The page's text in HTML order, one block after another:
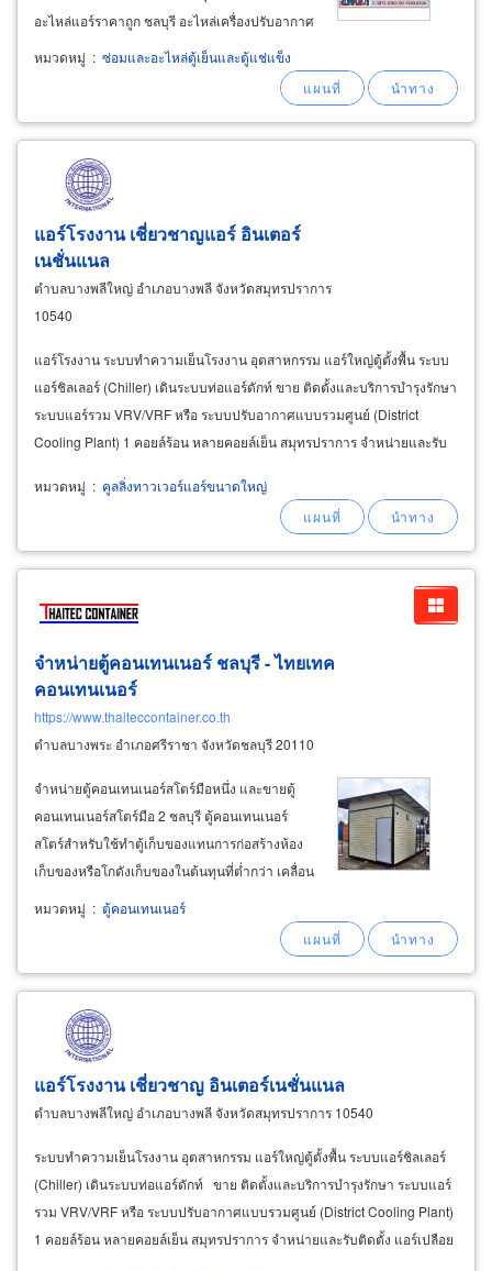
อะไหล่แอร์ราคาถูก ชลบุรี อะไหล่เครื่องปรับอากาศ
แอร์มิตซูบิชิ อะไหล่ไดกิ้น อะไหล่แอร์พานาโซนิค
อะไหล่แอร์เทรน อะไหล่แคเรียร์ อะไหล่เซ็นทรัลแอร์
หมวดหมู่ : ซ่อมและอะไหล่ตู้เย็นและตู้แช่แข็ง
แอร์โรงงาน เชี่ยวชาญแอร์ อินเตอร์
เนชั่นแนล
ตำบลบางพลีใหญ่ อำเภอบางพลี จังหวัดสมุทรปราการ
10540
แอร์โรงงาน ระบบทำความเย็นโรงงาน อุตสาหกรรม แอร์ใหญ่ตู้ตั้งพื้น ระบบ
แอร์ชิลเลอร์ (Chiller) เดินระบบท่อแอร์ดักท์ ขาย ติดตั้งและบริการบำรุงรักษา
ระบบแอร์รวม VRV/VRF หรือ ระบบปรับอากาศแบบรวมศูนย์ (District
Cooling Plant) 1 คอยล์ร้อน หลายคอยล์เย็น สมุทรปราการ จำหน่ายและรับ
หมวดหมู่ : คูลลิ่งทาวเวอร์แอร์ขนาดใหญ่
จำหน่ายตู้คอนเทนเนอร์ ชลบุรี - ไทยเทค
คอนเทนเนอร์
https://www.thaiteccontainer.co.th
ตำบลบางพระ อำเภอศรีราชา จังหวัดชลบุรี 20110
จำหน่ายตู้คอนเทนเนอร์สโตร์มือหนึ่ง และขายตู้
คอนเทนเนอร์สโตร์มือ 2 ชลบุรี ตู้คอนเทนเนอร์
สโตร์สำหรับใช้ทำตู้เก็บของแทนการก่อสร้างห้อง
เก็บของหรือโกดังเก็บของในต้นทุนที่ต่ำกว่า เคลื่อน
ย้ายได้ง่ายกว่า รับออกแบบสร้างตู้คอนเทนเนอร์
สโตร์ตามออเดอร์หรือลูกค้าซื้อตู้คอนเทนเนอร์เปล่า
ไปบิ้วเอง บริการจัดส่งตู้คอนเทนเนอร์ทั่วประเทศ
คิดค่าขนส่งตามระยะทาง
หมวดหมู่ : ตู้คอนเทนเนอร์
แอร์โรงงาน เชี่ยวชาญ อินเตอร์เนชั่นแนล
ตำบลบางพลีใหญ่ อำเภอบางพลี จังหวัดสมุทรปราการ 10540
ระบบทำความเย็นโรงงาน อุตสาหกรรม แอร์ใหญ่ตู้ตั้งพื้น ระบบแอร์ชิลเลอร์
(Chiller) เดินระบบท่อแอร์ดักท์ ขาย ติดตั้งและบริการบำรุงรักษา ระบบแอร์
รวม VRV/VRF หรือ ระบบปรับอากาศแบบรวมศูนย์ (District Cooling Plant)
1 คอยล์ร้อน หลายคอยล์เย็น สมุทรปราการ จำหน่ายและรับติดตั้ง แอร์เปลือย